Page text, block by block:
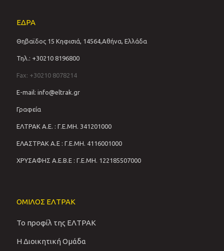
ΕΔΡΑ
Θηβαϊδος 15 Κηφισιά, 14564,Αθήνα, Ελλάδα
Τηλ.: +30210 8196800
Fax: +30210 8078214
E-mail: info@eltrak.gr
Γραφεία
ΕΛΤΡΑΚ Α.Ε. : Γ.Ε.ΜΗ. 341201000
ΕΛΑΣΤΡΑΚ Α.Ε : Γ.Ε.ΜΗ. 4116001000
ΧΡΥΣΑΦΗΣ Α.Ε.Β.Ε : Γ.Ε.ΜΗ. 122185507000
ΟΜΙΛΟΣ ΕΛΤΡΑΚ
Το προφίλ της ΕΛΤΡΑΚ
Η Διοικητική Ομάδα